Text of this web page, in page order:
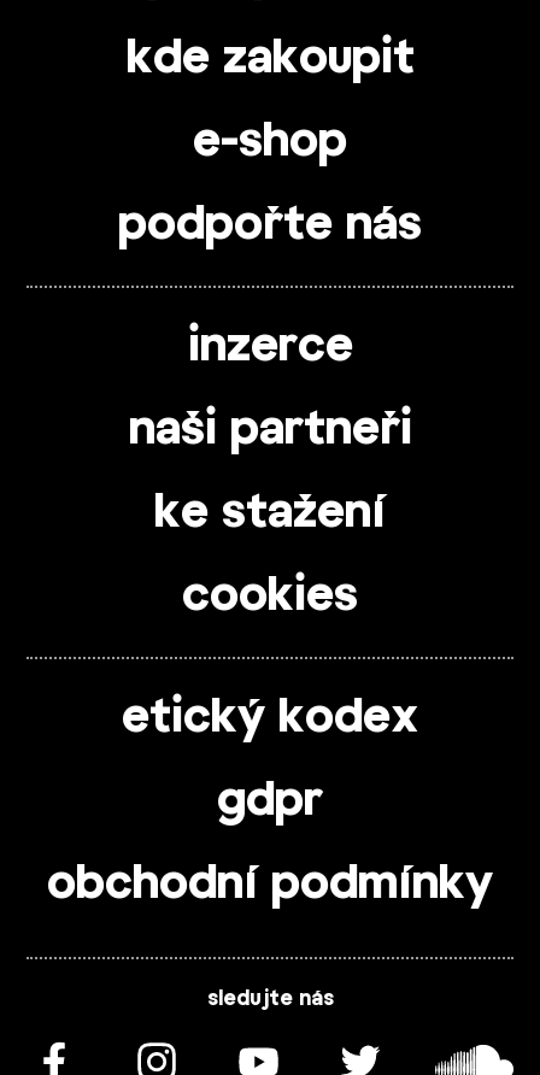
kde zakoupit
e-shop
podpořte nás
inzerce
naši partneři
ke stažení
cookies
etický kodex
gdpr
obchodní podmínky
sledujte nás